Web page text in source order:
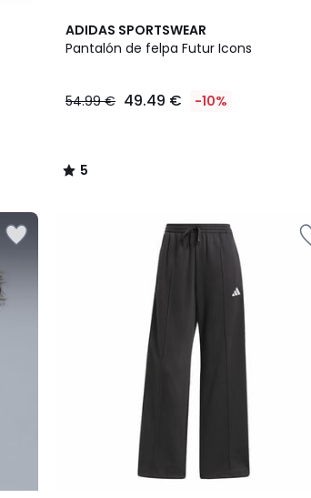
ADIDAS SPORTSWEAR
Pantalón de felpa Futur Icons
54.99 € 49.49 € -10%
5
/
5
/